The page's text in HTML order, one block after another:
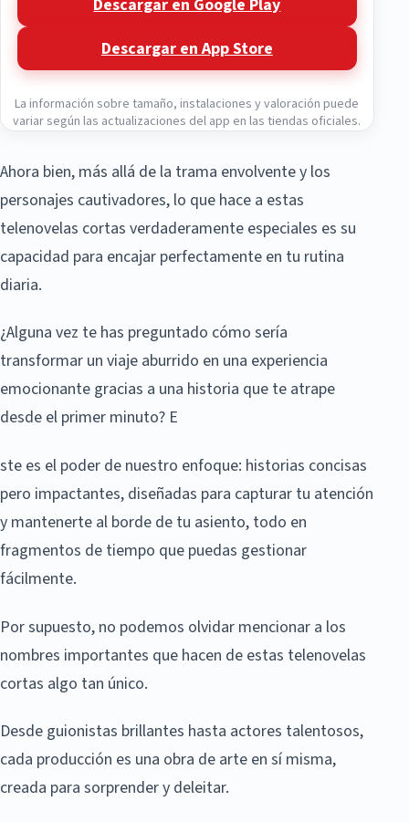
Descargar en Google Play
Descargar en App Store
La información sobre tamaño, instalaciones y valoración puede
variar según las actualizaciones del app en las tiendas oficiales.
Ahora bien, más allá de la trama envolvente y los
personajes cautivadores, lo que hace a estas
telenovelas cortas verdaderamente especiales es su
capacidad para encajar perfectamente en tu rutina
diaria.
¿Alguna vez te has preguntado cómo sería
transformar un viaje aburrido en una experiencia
emocionante gracias a una historia que te atrape
desde el primer minuto? E
ste es el poder de nuestro enfoque: historias concisas
pero impactantes, diseñadas para capturar tu atención
y mantenerte al borde de tu asiento, todo en
fragmentos de tiempo que puedas gestionar
fácilmente.
Por supuesto, no podemos olvidar mencionar a los
nombres importantes que hacen de estas telenovelas
cortas algo tan único.
Desde guionistas brillantes hasta actores talentosos,
cada producción es una obra de arte en sí misma,
creada para sorprender y deleitar.